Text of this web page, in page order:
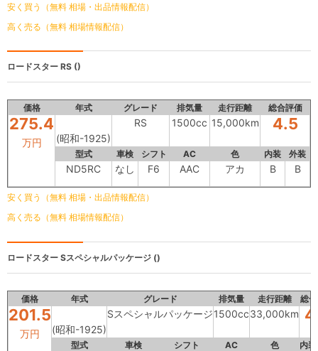
安く買う（無料 相場・出品情報配信）
高く売る（無料 相場情報配信）
ロードスター RS ()
価格 年式 グレード 排気量 走行距離 総合評価
275.4
万円 (昭和-1925)
RS 1500cc 15,000km 4.5
型式 車検 シフト AC 色 内装 外装
ND5RC なし F6 AAC アカ B B
安く買う（無料 相場・出品情報配信）
高く売る（無料 相場情報配信）
ロードスター Sスペシャルパッケージ ()
価格 年式 グレード 排気量 走行距離 総
201.5
万円 (昭和-1925)
Sスペシャルパッケージ1500cc33,000km
型式 車検 シフト AC 色 内装